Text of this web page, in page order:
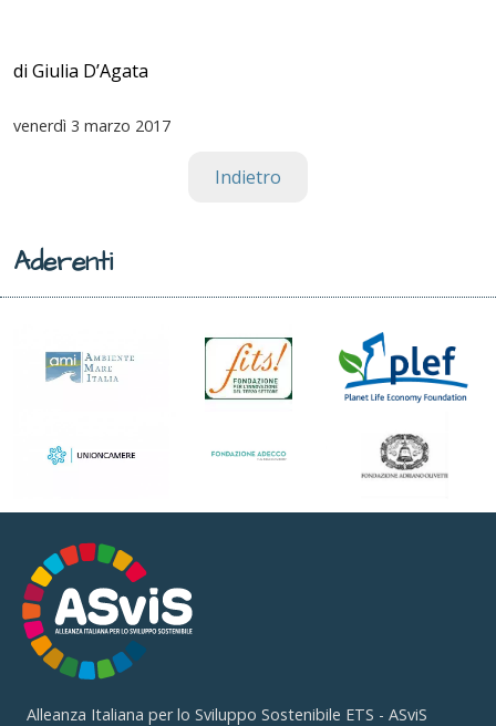
di Giulia D’Agata
venerdì 3 marzo 2017
Indietro
Aderenti
Alleanza Italiana per lo Sviluppo Sostenibile ETS - ASviS